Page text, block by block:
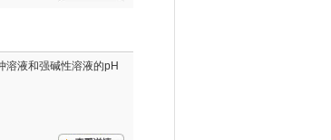
溶液和强碱性溶液的pH